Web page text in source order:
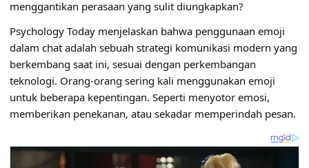
menggantikan perasaan yang sulit diungkapkan?
Psychology Today menjelaskan bahwa penggunaan emoji
dalam chat adalah sebuah strategi komunikasi modern yang
berkembang saat ini, sesuai dengan perkembangan
teknologi. Orang-orang sering kali menggunakan emoji
untuk beberapa kepentingan. Seperti menyotor emosi,
memberikan penekanan, atau sekadar memperindah pesan.